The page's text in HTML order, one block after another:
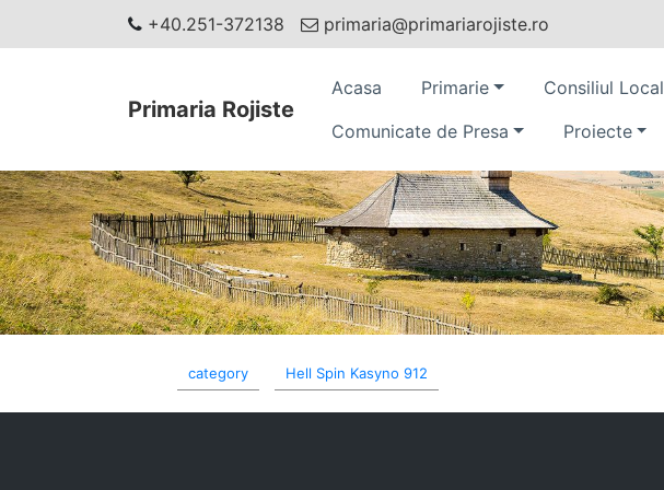
+40.251-372138 primaria@primariarojiste.ro
Primaria Rojiste
Acasa Primarie Consiliul Local
Comunicate de Presa
Proiecte
category Hell Spin Kasyno 912